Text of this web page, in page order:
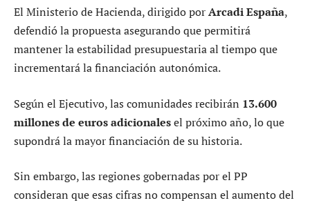
El Ministerio de Hacienda, dirigido porArcadi España,
defendió la propuesta asegurando que permitirá
mantener la estabilidad presupuestaria al tiempo que
incrementará la financiación autonómica.
Según el Ejecutivo, las comunidades recibirán 13.600
millones de euros adicionalesel próximo año, lo que
supondrá la mayor financiación de su historia.
Sin embargo, las regiones gobernadas por el PP
consideran que esas cifras no compensan el aumento del